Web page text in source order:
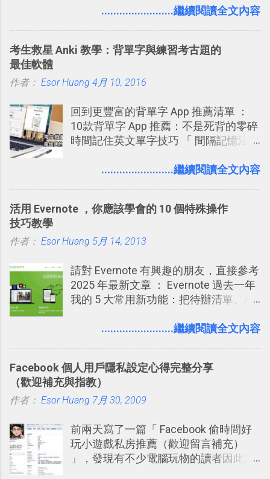
2016/8 新增： Trello 開放「強化功能」
2016/8 新增 ： Trello 卡片自訂欄位密
技！最想要的強大 Trello 客製化範例教
急時間管理四象限在 Trello 活用與範本
用 Trello？ 8個專案排程協作重點技巧
2017/6 新增： 如何用 Trello 規劃自助
旅行？我的 Trello 行程計畫使用技巧教
卡片不再落落長？專案管理的5個關鍵
技巧 2017/8/23 新增 ： 如何用 Trello 做
子彈筆記？我的 Trello GTD 方法範例看
板分享
鴉牆上，從而禁止可能的祕密被你其他
（ChatGPT） 的 Codex 工具？ 如何用
打造一個更自動化的電腦工作流程。
........................繼續閱讀全文內容
考生救星 Anki 教學：背單字與練習考古題的
最佳軟體
作者： Esor Huang 4月 10, 2016
回到更豐富的背單字 App 推薦清單 ：
10款背單字 App 推薦：不是死背的零碎
時間記住英文單字技巧 「 間隔記憶法
短期記憶變成長期記憶。 舉例來說我今
強；然後下次快要忘記可能變成相隔一
化，讓記憶延長到可能半個月；那時候
來一個月的記憶長度！就這樣反覆慢慢
拉長時間練習，就能讓一個東西成為腦
海中更深刻的記憶。 問題是，當我們一
要準備數百個考試問題時，自己手動進
練習的記憶卡片，自動規劃要延期複習
的卡片，每天自動產生記憶練習題，這
樣的軟體中最受好評的，或許就是今天
........................繼續閱讀全文內容
活用 Evernote ，你應該學會的 10 個特殊操作
技巧教學
作者： Esor Huang 5月 14, 2013
請對 Evernote 有興趣的朋友，直接參考
2025 年最新文章 ： Evernote 過去一年
我的 5 大常用新功能：把待辦清單、AI
介紹文章： 把不同筆記中的待辦清單統
大綱收合、目錄連結、錨點連結，整理
超長筆記應用案例分享 新功能教學： 會
議記錄不麻煩！我常用兩個 Evernote AI
學： Evernote 新增類似 Google 文件的
「免帳號登入」多人同步編輯功能
........................繼續閱讀全文內容
Facebook 個人用戶隱私設定心得完整分享
（歡迎補充與指教）
作者： Esor Huang 7月 30, 2009
前兩天寫了一篇「 Facebook 偷時間好
玩小遊戲私房推薦（歡迎留言補充）
」，發現有不少電腦玩物的讀者因此開